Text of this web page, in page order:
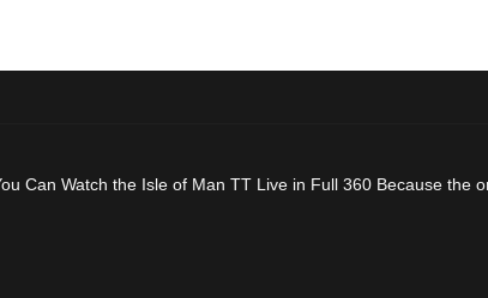
Can Watch the Isle of Man TT Live in Full 360 Because